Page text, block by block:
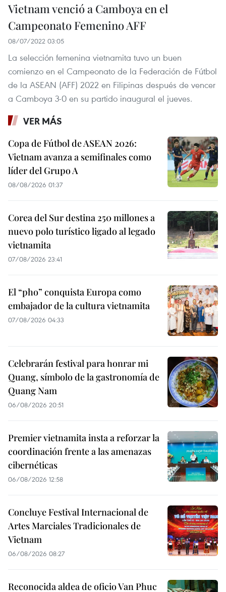
Vietnam venció a Camboya en el
Campeonato Femenino AFF
08/07/2022 03:05
La selección femenina vietnamita tuvo un buen
comienzo en el Campeonato de la Federación de Fútbol
de la ASEAN (AFF) 2022 en Filipinas después de vencer
a Camboya 3-0 en su partido inaugural el jueves.
VER MÁS
Copa de Fútbol de ASEAN 2026:
Vietnam avanza a semifinales como
líder del Grupo A
08/08/2026 01:37
Corea del Sur destina 250 millones a
nuevo polo turístico ligado al legado
vietnamita
07/08/2026 23:41
El “pho” conquista Europa como
embajador de la cultura vietnamita
07/08/2026 04:33
Celebrarán festival para honrar mi
Quang, símbolo de la gastronomía de
Quang Nam
06/08/2026 20:51
Premier vietnamita insta a reforzar la
coordinación frente a las amenazas
cibernéticas
06/08/2026 12:58
Concluye Festival Internacional de
Artes Marciales Tradicionales de
Vietnam
06/08/2026 08:27
Reconocida aldea de oficio Van Phuc